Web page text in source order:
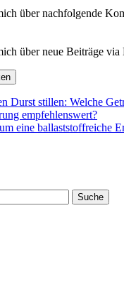
über nachfolgende
über neue Beiträge via
Durst stillen: Welche
empfehlenswert?
eine ballaststoffreiche